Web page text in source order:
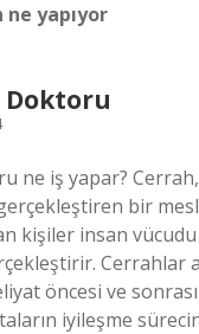
ne yapıyor
Doktoru
ne iş yapar?
bir
kişiler insan
Cerrahlar
öncesi ve
iyileşme